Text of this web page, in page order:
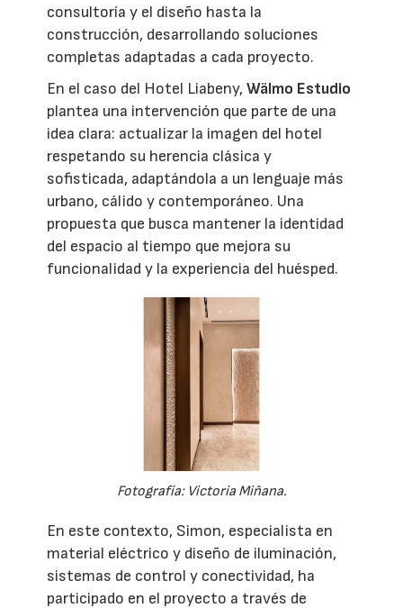
consultoría y el diseño hasta la
construcción, desarrollando soluciones
completas adaptadas a cada proyecto.
En el caso del Hotel Liabeny,Wälmo Estudio
plantea una intervención que parte de una
idea clara: actualizar la imagen del hotel
respetando su herencia clásica y
sofisticada, adaptándola a un lenguaje más
urbano, cálido y contemporáneo. Una
propuesta que busca mantener la identidad
del espacio al tiempo que mejora su
funcionalidad y la experiencia del huésped.
Fotografía: Victoria Miñana.
En este contexto, Simon, especialista en
material eléctrico y diseño de iluminación,
sistemas de control y conectividad, ha
participado en el proyecto a través de